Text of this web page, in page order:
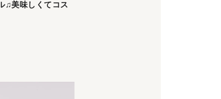
♫美味しくてコス